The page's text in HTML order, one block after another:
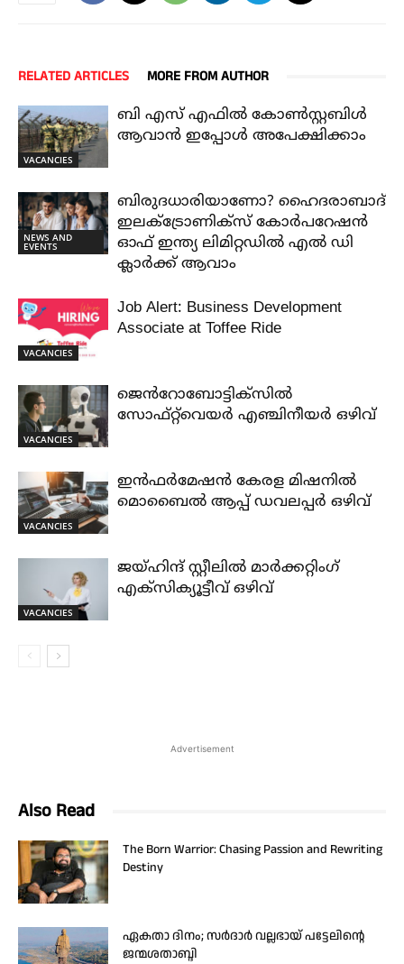
RELATED ARTICLES MORE FROM AUTHOR
VACANCIES
ബി എസ് എഫിൽ കോൺസ്റ്റബിൾ
ആവാൻ ഇപ്പോൾ അപേക്ഷിക്കാം
NEWS AND
EVENTS
ബിരുദധാരിയാണോ? ഹൈദരാബാദ്
ഇലക്ട്രോണിക്സ് കോർപറേഷൻ
ഓഫ് ഇന്ത്യ ലിമിറ്റഡിൽ എൽ ഡി
ക്ലാർക്ക് ആവാം
VACANCIES
Job Alert: Business Development
Associate at Toffee Ride
VACANCIES
ജെൻറോബോട്ടിക്സിൽ
സോഫ്റ്റ്‌വെയർ എഞ്ചിനീയർ ഒഴിവ്
VACANCIES
ഇൻഫർമേഷൻ കേരള മിഷനിൽ
മൊബൈൽ ആപ്പ് ഡവലപ്പർ ഒഴിവ്
VACANCIES
ജയ്‌ഹിന്ദ്‌ സ്റ്റീലിൽ മാർക്കറ്റിംഗ്
എക്സിക്യൂട്ടീവ് ഒഴിവ്
Advertisement
Also Read
The Born Warrior: Chasing Passion and Rewriting
Destiny
ഏകതാ ദിനം; സർദാർ വല്ലഭായ് പട്ടേലിന്റെ
ജന്മശതാബ്ദി